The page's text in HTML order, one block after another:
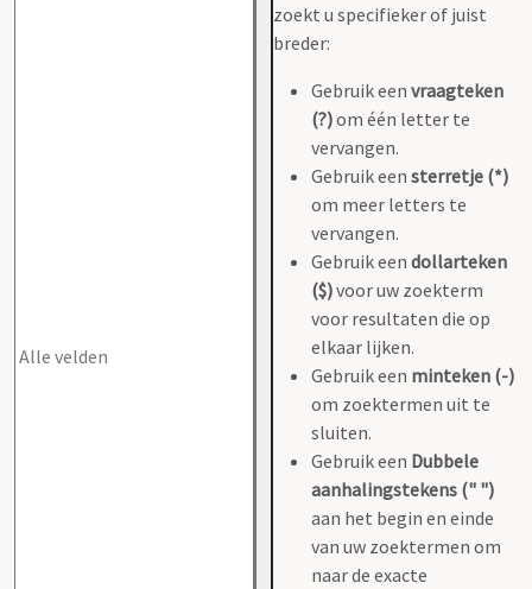
zoekt u specifieker of juist
breder:
Gebruik een vraagteken
(?)om één letter te
vervangen.
Gebruik een sterretje (*)
om meer letters te
vervangen.
Gebruik een dollarteken
($)voor uw zoekterm
voor resultaten die op
elkaar lijken.
Gebruik een minteken (-)
om zoektermen uit te
sluiten.
Gebruik een Dubbele
aanhalingstekens (" ")
aan het begin en einde
van uw zoektermen om
naar de exacte